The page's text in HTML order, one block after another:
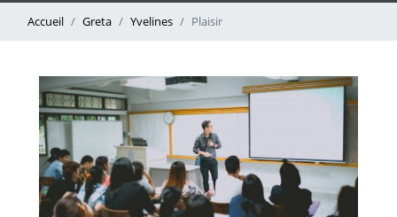
Accueil Greta Yvelines Plaisir